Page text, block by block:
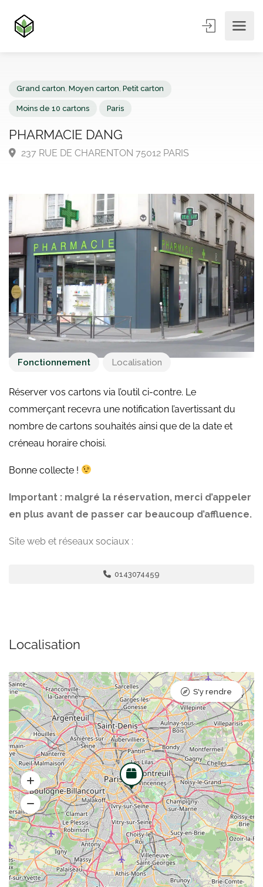
PHARMACIE DANG
Fonctionnement Localisation
Réserver vos cartons via l’outil ci-contre. Le
commerçant recevra une notification l’avertissant du
nombre de cartons souhaités ainsi que de la date et
créneau horaire choisi.
Bonne collecte !
Important : malgré la réservation, merci d’appeler
en plus avant de passer car beaucoup d’affluence.
Site web et réseaux sociaux :
0143074459
Localisation
S'y rendre